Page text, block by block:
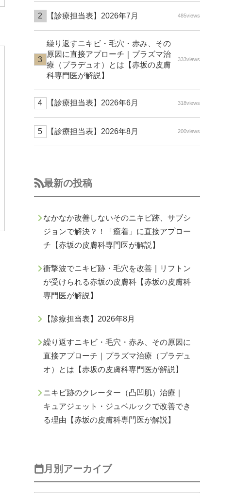
【診療担当表】2026年7月 485views
繰り返すニキビ・毛穴・赤み、その
原因に直接アプローチ｜プラズマ治
療（プラデュオ）とは【赤坂の皮膚
科専門医が解説】
333views
【診療担当表】2026年6月 318views
【診療担当表】2026年8月 200views
最新の投稿
なかなか改善しないそのニキビ跡、サブシ
ジョンで解決？！「癒着」に直接アプロー
チ【赤坂の皮膚科専門医が解説】
衝撃波でニキビ跡・毛穴を改善｜リフトン
が受けられる赤坂の皮膚科【赤坂の皮膚科
専門医が解説】
【診療担当表】2026年8月
繰り返すニキビ・毛穴・赤み、その原因に
直接アプローチ｜プラズマ治療（プラデュ
オ）とは【赤坂の皮膚科専門医が解説】
ニキビ跡のクレーター（凸凹肌）治療｜
キュアジェット・ジュベルックで改善でき
る理由【赤坂の皮膚科専門医が解説】
月別アーカイブ